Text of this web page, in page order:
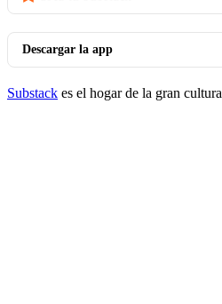
Descargar la app
Substack es el hogar de la gran cultura